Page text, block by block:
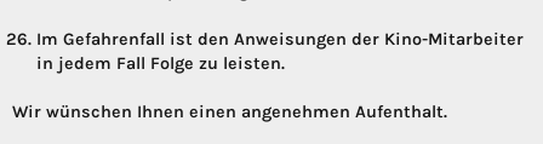
Im Gefahrenfall ist den Anweisungen der Kino-Mitarbeiter
in jedem Fall Folge zu leisten.
Wir wünschen Ihnen einen angenehmen Aufenthalt.